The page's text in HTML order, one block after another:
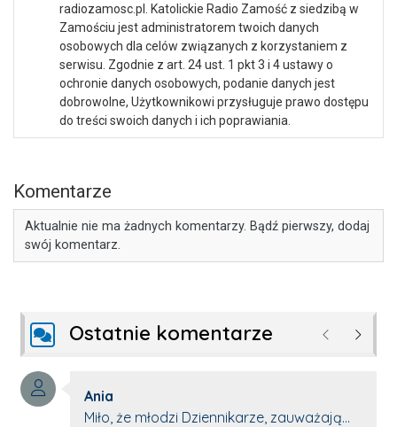
radiozamosc.pl. Katolickie Radio Zamość z siedzibą w
Zamościu jest administratorem twoich danych
osobowych dla celów związanych z korzystaniem z
serwisu. Zgodnie z art. 24 ust. 1 pkt 3 i 4 ustawy o
ochronie danych osobowych, podanie danych jest
dobrowolne, Użytkownikowi przysługuje prawo dostępu
do treści swoich danych i ich poprawiania.
Komentarze
Aktualnie nie ma żadnych komentarzy. Bądź pierwszy, dodaj
swój komentarz.
Ostatnie komentarze Poprzednie
Autor komentarza:
Ania
Treść komentarza:
Miło, że młodzi Dziennikarze, zauważają